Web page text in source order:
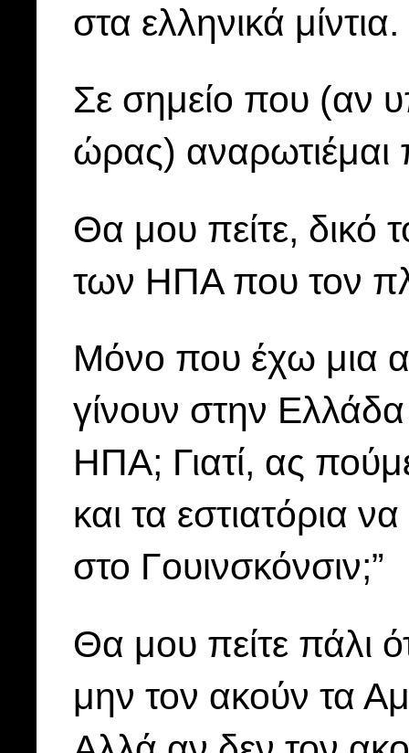
στα ελληνικά μίντια.
Σε σημείο που (αν
ώρας) αναρωτιέμαι
Θα μου πείτε, δικό
των ΗΠΑ που τον
Μόνο που έχω μια
γίνουν στην Ελλάδα
ΗΠΑ; Γιατί, ας
και τα εστιατόρια
στο Γουινσκόνσιν;”
Θα μου πείτε πάλι
μην τον ακούν τα